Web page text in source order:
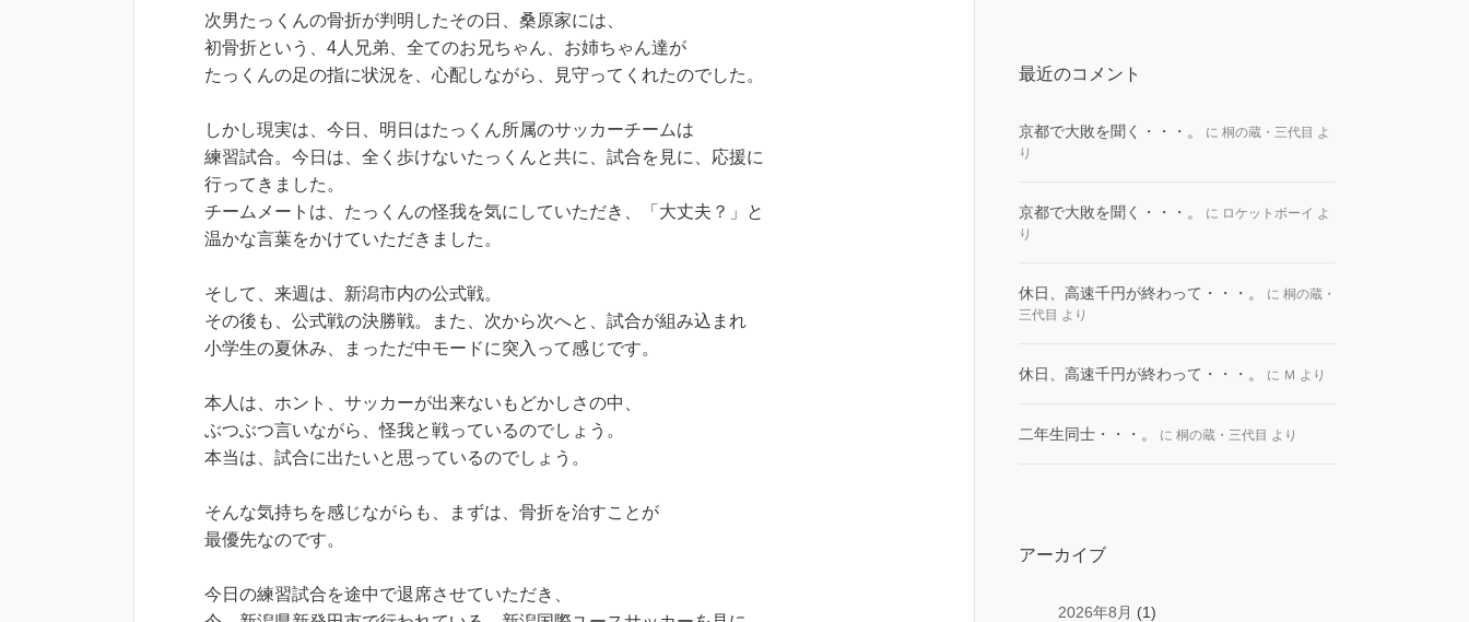
次男たっくんの骨折が判明したその日、桑原家には、
初骨折という、4人兄弟、全てのお兄ちゃん、お姉ちゃん達が
たっくんの足の指に状況を、心配しながら、見守ってくれたのでした。
しかし現実は、今日、明日はたっくん所属のサッカーチームは
練習試合。今日は、全く歩けないたっくんと共に、試合を見に、応援に
行ってきました。
チームメートは、たっくんの怪我を気にしていただき、「大丈夫？」と
温かな言葉をかけていただきました。
そして、来週は、新潟市内の公式戦。
その後も、公式戦の決勝戦。また、次から次へと、試合が組み込まれ
小学生の夏休み、まっただ中モードに突入って感じです。
本人は、ホント、サッカーが出来ないもどかしさの中、
ぶつぶつ言いながら、怪我と戦っているのでしょう。
本当は、試合に出たいと思っているのでしょう。
そんな気持ちを感じながらも、まずは、骨折を治すことが
最優先なのです。
今日の練習試合を途中で退席させていただき、
最近のコメント
京都で大敗を聞く・・・。 に 桐の蔵・三代目 よ
り
京都で大敗を聞く・・・。 に ロケットボーイ よ
り
休日、高速千円が終わって・・・。 に 桐の蔵・
三代目 より
休日、高速千円が終わって・・・。 に Ｍ より
二年生同士・・・。 に 桐の蔵・三代目 より
アーカイブ
2026年8月 (1)